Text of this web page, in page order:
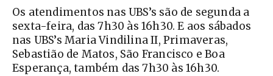
Os atendimentos nas UBS’s são de segunda a
sexta-feira, das 7h30 às 16h30. E aos sábados
nas UBS’s Maria Vindilina II, Primaveras,
Sebastião de Matos, São Francisco e Boa
Esperança, também das 7h30 às 16h30.